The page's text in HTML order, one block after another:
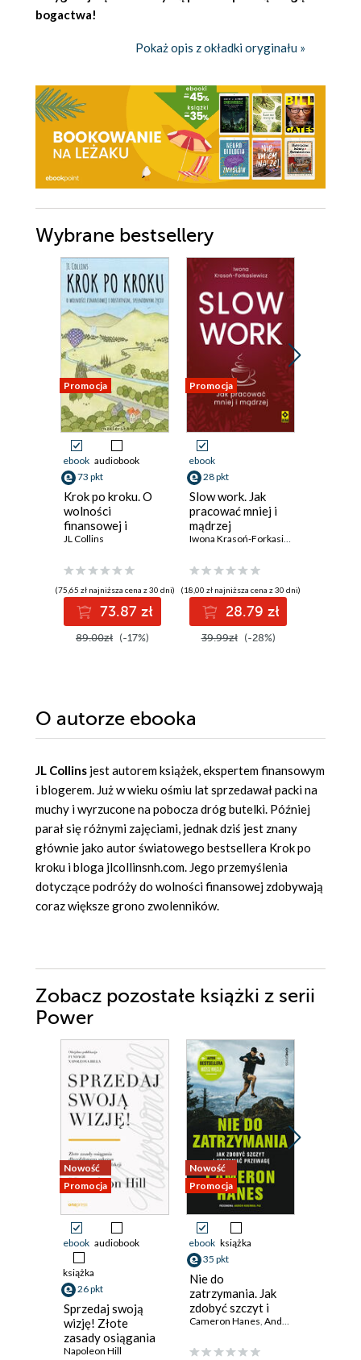
bogactwa!
Pokaż opis z okładki oryginału »
Wybrane bestsellery
Promocja
ebook audiobook
73 pkt
Krok po kroku. O
wolności
finansowej i
dostatnim,
JL Collins
(75,65 zł najniższa cena z 30 dni)
73.87 zł
89.00zł (-17%)
Promocja
ebook
28 pkt
Slow work. Jak
pracować mniej i
mądrzej
Iwona Krasoń-Forkasiewicz
(18,00 zł najniższa cena z 30 dni)
28.79 zł
39.99zł (-28%)
O autorze ebooka
JL Collins jest autorem książek, ekspertem finansowym
i blogerem. Już w wieku ośmiu lat sprzedawał packi na
muchy i wyrzucone na pobocza dróg butelki. Później
parał się różnymi zajęciami, jednak dziś jest znany
głównie jako autor światowego bestsellera Krok po
kroku i bloga jlcollinsnh.com. Jego przemyślenia
dotyczące podróży do wolności finansowej zdobywają
coraz większe grono zwolenników.
Zobacz pozostałe książki z serii
Power
Nowość
Promocja
ebook audiobook
książka
26 pkt
Sprzedaj swoją
wizję! Złote
zasady osiągania
długofalowego
Napoleon Hill
Nowość
Promocja
ebook książka
35 pkt
Nie do
zatrzymania. Jak
zdobyć szczyt i
utrzymać
Cameron Hanes Andrew D. Huberman